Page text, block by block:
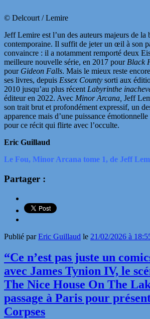
© Delcourt / Lemire
Jeff Lemire est l’un des auteurs majeurs de la
contemporaine. Il suffit de jeter un œil à son
convaincre : il a notamment remporté deux
meilleure nouvelle série, en 2017 pour Black
pour Gideon Falls. Mais le mieux reste
ses livres, depuis Essex County sorti aux
2010 jusqu’au plus récent Labyrinthe
éditeur en 2022. Avec Minor Arcana, Jeff
son trait brut et profondément expressif, un
apparence mais d’une puissance
pour ce récit qui flirte avec l’occulte.
Eric Guillaud
Le Fou, Minor Arcana tome 1, de Jeff
Partager :
Publié parEric Guillaud le 21/02/2026 à
“Ce n’est pas juste un
avec James Tynion IV, le
The Nice House On The
passage à Paris pour
Corpses